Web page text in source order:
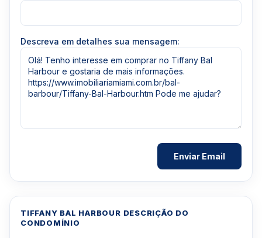
TIFFANY BAL HARBOUR DESCRIÇÃO DO
CONDOMÍNIO
Descreva em detalhes sua mensagem: